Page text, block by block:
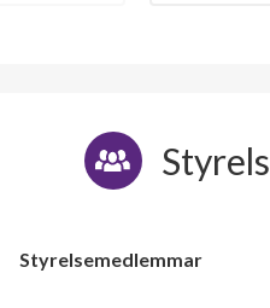
Styrelsemedlemmar